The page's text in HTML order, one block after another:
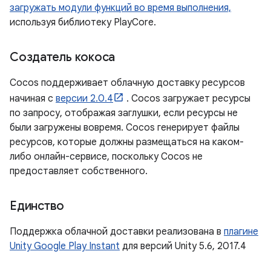
загружать модули функций во время выполнения,
используя библиотеку PlayCore.
Создатель кокоса
Cocos поддерживает облачную доставку ресурсов
начиная с версии 2.0.4
. Cocos загружает ресурсы
по запросу, отображая заглушки, если ресурсы не
были загружены вовремя. Cocos генерирует файлы
ресурсов, которые должны размещаться на каком-
либо онлайн-сервисе, поскольку Cocos не
предоставляет собственного.
Единство
Поддержка облачной доставки реализована в плагине
Unity Google Play Instant для версий Unity 5.6, 2017.4